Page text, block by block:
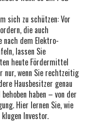
sich zu schützen: Vor
die auch
nach dem Elektro-
lassen Sie
heute Fördermittel
wenn Sie rechtzeitig
Hausbesitzer genau
haben – von der
Hier lernen Sie, wie
Investor.